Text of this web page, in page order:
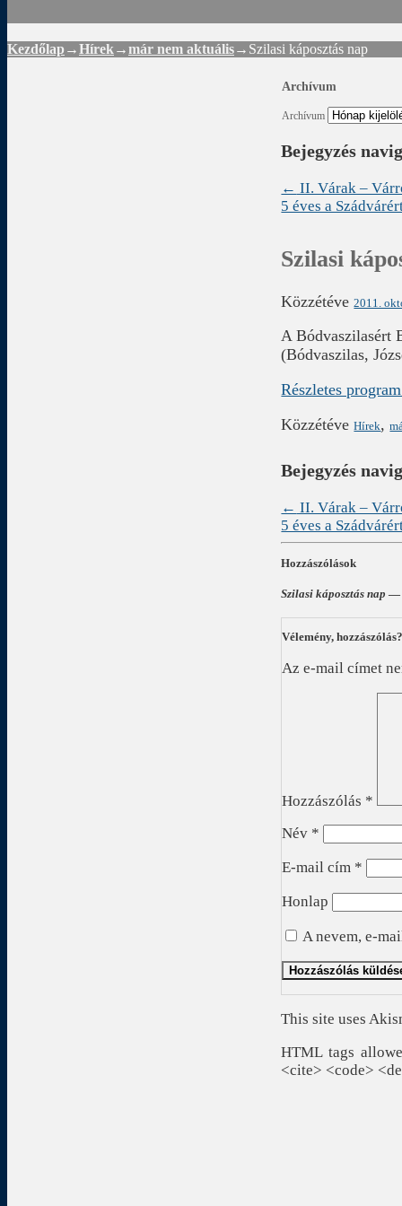
Kezdőlap →Hírek →már nem aktuális→ Szilasi káposztás nap
Archívum
Archívum
Bejegyzés
← II. Várak –
5 éves a
Szilasi
Közzétéve2011.
A Bódvaszilasért
(Bódvaszilas,
Részletes
Közzétéve Hírek,
Bejegyzés
← II. Várak –
5 éves a
Hozzászólások
Szilasi káposztás nap —
Vélemény, hozzászólás?
Az e-mail címet
Hozzászólás *
Név *
E-mail cím *
Honlap
A nevem, e-
This site uses
HTML tags
<cite> <code>